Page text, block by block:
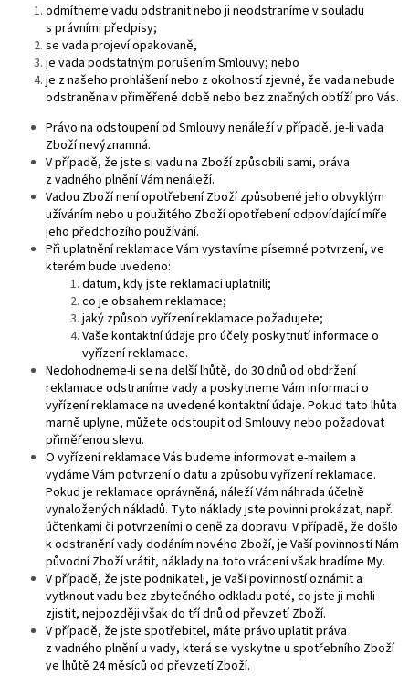
odmítneme vadu odstranit nebo ji neodstraníme v souladu
s právními předpisy;
se vada projeví opakovaně,
je vada podstatným porušením Smlouvy; nebo
je z našeho prohlášení nebo z okolností zjevné, že vada nebude
odstraněna v přiměřené době nebo bez značných obtíží pro Vás.
Právo na odstoupení od Smlouvy nenáleží v případě, je-li vada
Zboží nevýznamná.
V případě, že jste si vadu na Zboží způsobili sami, práva
z vadného plnění Vám nenáleží.
Vadou Zboží není opotřebení Zboží způsobené jeho obvyklým
užíváním nebo u použitého Zboží opotřebení odpovídající míře
jeho předchozího používání.
Při uplatnění reklamace Vám vystavíme písemné potvrzení, ve
kterém bude uvedeno:
datum, kdy jste reklamaci uplatnili;
co je obsahem reklamace;
jaký způsob vyřízení reklamace požadujete;
Vaše kontaktní údaje pro účely poskytnutí informace o
vyřízení reklamace.
Nedohodneme-li se na delší lhůtě, do 30 dnů od obdržení
reklamace odstraníme vady a poskytneme Vám informaci o
vyřízení reklamace na uvedené kontaktní údaje. Pokud tato lhůta
marně uplyne, můžete odstoupit od Smlouvy nebo požadovat
přiměřenou slevu.
O vyřízení reklamace Vás budeme informovat e-mailem a
vydáme Vám potvrzení o datu a způsobu vyřízení reklamace.
Pokud je reklamace oprávněná, náleží Vám náhrada účelně
vynaložených nákladů. Tyto náklady jste povinni prokázat, např.
účtenkami či potvrzeními o ceně za dopravu. V případě, že došlo
k odstranění vady dodáním nového Zboží, je Vaší povinností Nám
původní Zboží vrátit, náklady na toto vrácení však hradíme My.
V případě, že jste podnikateli, je Vaší povinností oznámit a
vytknout vadu bez zbytečného odkladu poté, co jste ji mohli
zjistit, nejpozději však do tří dnů od převzetí Zboží.
V případě, že jste spotřebitel, máte právo uplatit práva
z vadného plnění u vady, která se vyskytne u spotřebního Zboží
ve lhůtě 24 měsíců od převzetí Zboží.